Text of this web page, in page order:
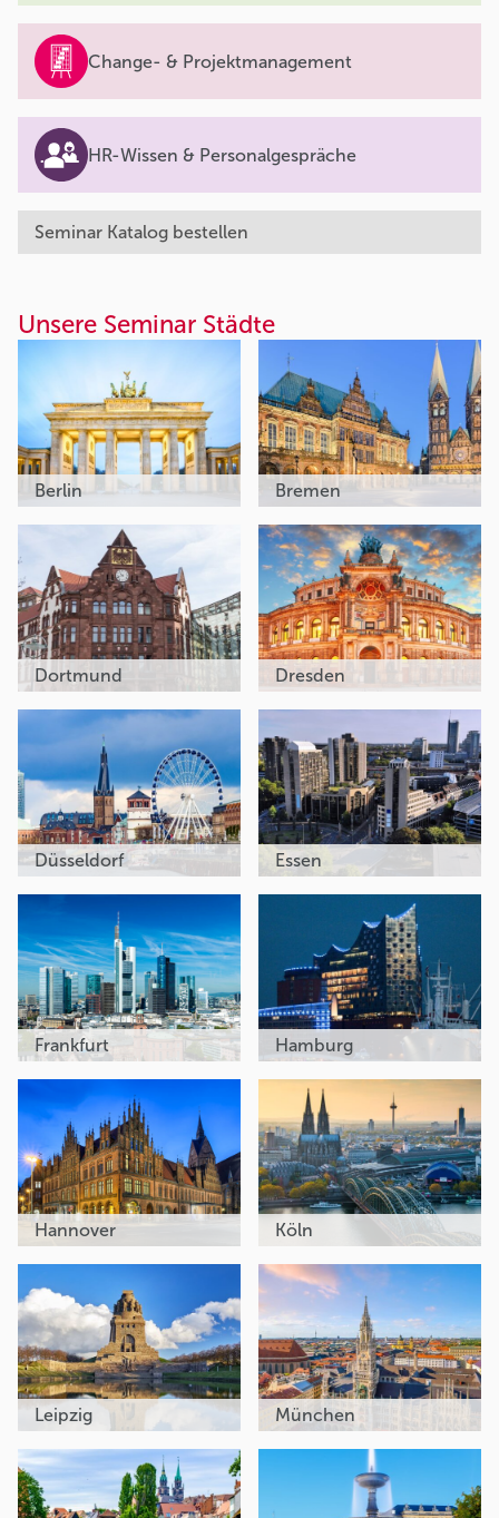
Change- & Projektmanagement
HR-Wissen & Personalgespräche
Seminar Katalog bestellen
Unsere Seminar Städte
Berlin Bremen
Dortmund Dresden
Düsseldorf Essen
Frankfurt Hamburg
Hannover Köln
Leipzig München